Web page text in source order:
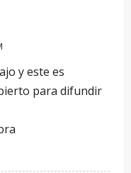
y este es
para difundir